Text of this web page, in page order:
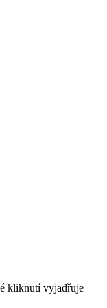
kliknutí vyjadřuje